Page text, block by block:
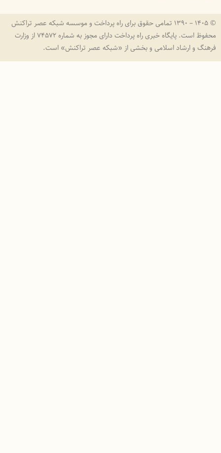
© ۱۴۰۵ – ۱۳۹۰ تمامی حقوق برای راه پرداخت و موسسه شبکه عصر تراکنش
محفوظ است. پایگاه خبری راه پرداخت دارای مجوز به شماره ۷۴۵۷۲ از وزارت
فرهنگ و ارشاد اسلامی و بخشی از «شبکه عصر تراکنش» است.